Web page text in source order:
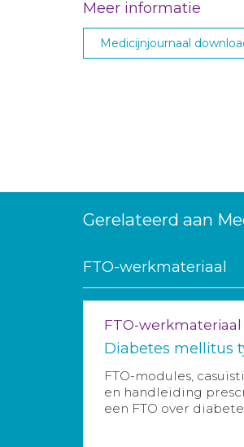
Meer informatie
Medicijnjournaal
Gerelateerd aan
FTO-werkmateriaal
FTO-werkmateriaal
Diabetes mellitus
FTO-modules,
en handleiding
een FTO over